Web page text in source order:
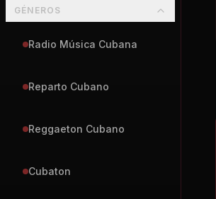
GÉNEROS
Radio Música Cubana
Reparto Cubano
Reggaeton Cubano
Cubaton